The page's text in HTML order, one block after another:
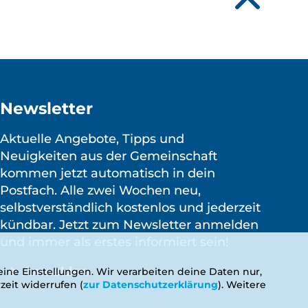
Einstellungen. Wir verarbeiten deine Daten nur,
widerrufen (zur Datenschutzerklärung). Weitere
Newsletter
Aktuelle Angebote, Tipps und
Neuigkeiten aus der Gemeinschaft
kommen jetzt automatisch in dein
Postfach. Alle zwei Wochen neu,
selbstverständlich kostenlos und jederzeit
kündbar. Jetzt zum Newsletter anmelden
und immer als erstes informiert sein!
Anmelden